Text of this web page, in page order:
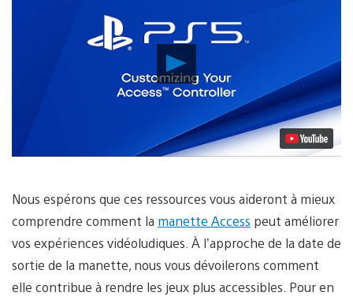
Lancer
la
vidéo
Nous espérons que ces ressources vous aideront à mieux
comprendre comment la manette Access peut améliorer
vos expériences vidéoludiques. À l’approche de la date de
sortie de la manette, nous vous dévoilerons comment
elle contribue à rendre les jeux plus accessibles. Pour en